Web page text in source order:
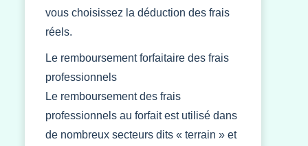
vous choisissez la déduction des frais
réels.
Le remboursement forfaitaire des frais
professionnels
Le remboursement des frais
professionnels au forfait est utilisé dans
de nombreux secteurs dits « terrain » et